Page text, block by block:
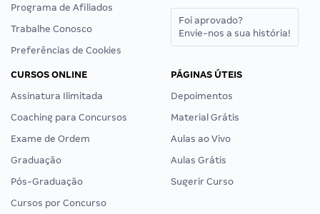
Programa de Afiliados
Trabalhe Conosco
Preferências de Cookies
Foi aprovado?
Envie-nos a sua história!
CURSOS ONLINE
Assinatura Ilimitada
Coaching para Concursos
Exame de Ordem
Graduação
Pós-Graduação
Cursos por Concurso
PÁGINAS ÚTEIS
Depoimentos
Material Grátis
Aulas ao Vivo
Aulas Grátis
Sugerir Curso